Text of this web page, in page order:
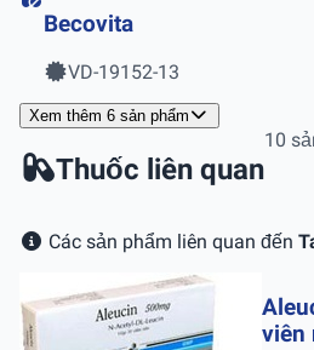
Becovita
VD-19152-13
Xem thêm 6 sản phẩm
Thuốc liên quan
10
Các sản phẩm liên quan đến
viên